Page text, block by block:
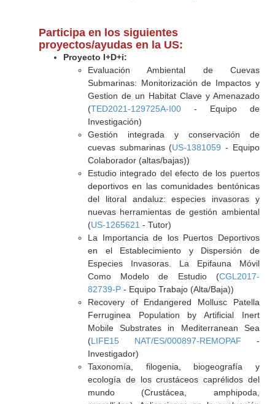
Participa en los siguientes
proyectos/ayudas en la US:
Proyecto I+D+i:
Evaluación Ambiental de Cuevas
Submarinas: Monitorización de Impactos y
Gestion de un Habitat Clave y Amenazado
(TED2021-129725A-I00- Equipo de
Investigación)
Gestión integrada y conservación de
cuevas submarinas (US-1381059 - Equipo
Colaborador (altas/bajas))
Estudio integrado del efecto de los puertos
deportivos en las comunidades bentónicas
del litoral andaluz: especies invasoras y
nuevas herramientas de gestión ambiental
(US-1265621 - Tutor)
La Importancia de los Puertos Deportivos
en el Establecimiento y Dispersión de
Especies Invasoras. La Epifauna Móvil
Como Modelo de Estudio (CGL2017-
82739-P- Equipo Trabajo (Alta/Baja))
Recovery of Endangered Mollusc Patella
Ferruginea Population by Artificial Inert
Mobile Substrates in Mediterranean Sea
(LIFE15 NAT/ES/000897-REMOPAF -
Investigador)
Taxonomía, filogenia, biogeografía y
ecología de los crustáceos caprélidos del
mundo (Crustácea, amphipoda,